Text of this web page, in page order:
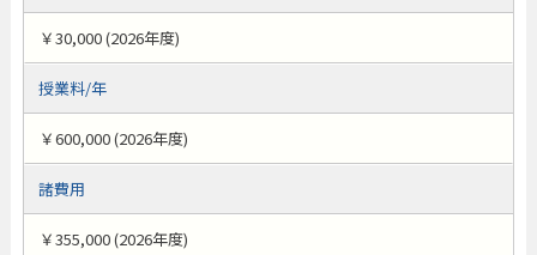
￥30,000 (2026年度)
授業料/年
￥600,000 (2026年度)
諸費用
￥355,000 (2026年度)